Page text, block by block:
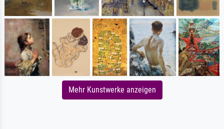
Mehr Kunstwerke anzeigen